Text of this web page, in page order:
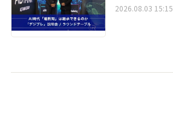
2026.08.03 15:15